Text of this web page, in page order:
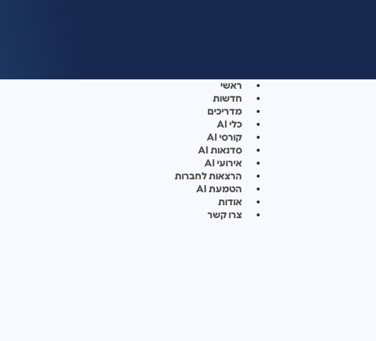
ראשי
חדשות
מדריכים
כלי AI
קורסי AI
סדנאות AI
אירועי AI
הרצאות לחברות
הטמעת AI
אודות
צרו קשר